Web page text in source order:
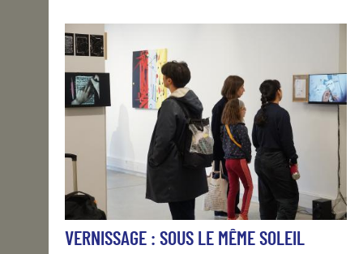
OPEN SCHOOL
CONTACTS
VERNISSAGE : SOUS LE MÊME SOLEIL